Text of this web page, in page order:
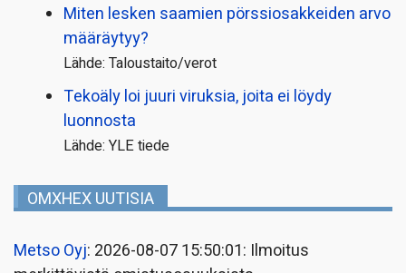
Miten lesken saamien pörssi­osakkeiden arvo
määräytyy?
Lähde: Taloustaito/verot
Tekoäly loi juuri viruksia, joita ei löydy
luonnosta
Lähde: YLE tiede
OMXHEX UUTISIA
Metso Oyj: 2026-08-07 15:50:01: Ilmoitus